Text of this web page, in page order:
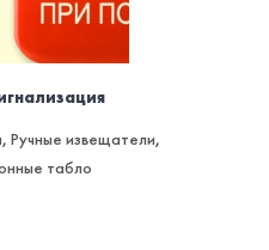
, Ручные извещатели,
табло